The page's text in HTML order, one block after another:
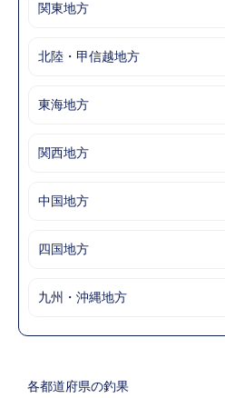
関東地方
北陸・甲信越地方
東海地方
関西地方
中国地方
四国地方
九州・沖縄地方
各都道府県の釣果